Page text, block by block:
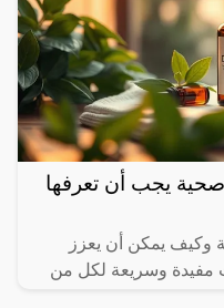
أفضل 5 فوائد صحية يجب أن تعرفها
وكيف يمكن أن يعزز
مفيدة وسريعة لكل من